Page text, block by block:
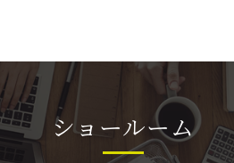
ショールーム